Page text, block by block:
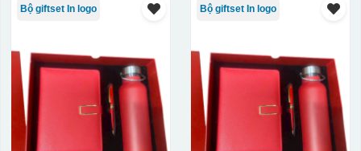
Bộ giftset In logo Bộ giftset In logo